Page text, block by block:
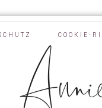
COOKIE-